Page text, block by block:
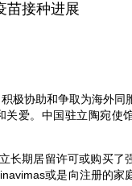
苗接种进展
极协助和争取为海外同
爱。中国驻立陶宛使
期居留许可或购买了
或是向注册的家